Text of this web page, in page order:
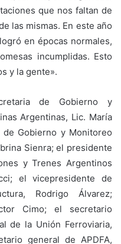
que nos faltan de
las mismas. En este año
en épocas normales,
incumplidas. Esto
y la gente».
de Gobierno y
Argentinas, Lic. María
de Gobierno y Monitoreo
Sienra; el presidente
y Trenes Argentinos
el vicepresidente de
Rodrigo Álvarez;
Cimo; el secretario
de la Unión Ferroviaria,
general de APDFA,